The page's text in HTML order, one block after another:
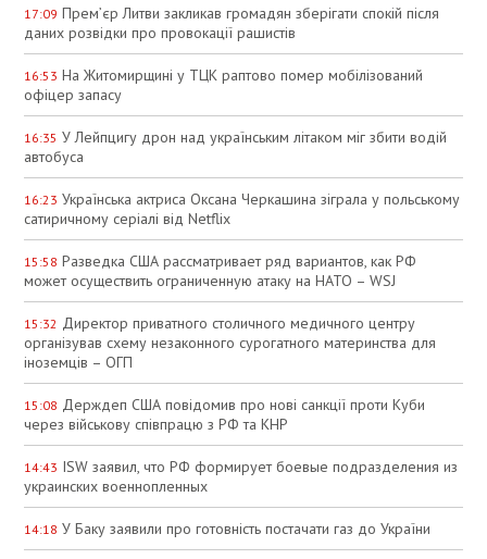
17:09 Прем’єр Литви закликав громадян зберігати спокій після
даних розвідки про провокації рашистів
16:53 На Житомирщині у ТЦК раптово помер мобілізований
офіцер запасу
16:35 У Лейпцигу дрон над українським літаком міг збити водій
автобуса
16:23 Українська актриса Оксана Черкашина зіграла у польському
сатиричному серіалі від Netflix
15:58 Разведка США рассматривает ряд вариантов, как РФ
может осуществить ограниченную атаку на НАТО – WSJ
15:32 Директор приватного столичного медичного центру
організував схему незаконного сурогатного материнства для
іноземців – ОГП
15:08 Держдеп США повідомив про нові санкції проти Куби
через військову співпрацю з РФ та КНР
14:43 ISW заявил, что РФ формирует боевые подразделения из
украинских военнопленных
14:18 У Баку заявили про готовність постачати газ до України